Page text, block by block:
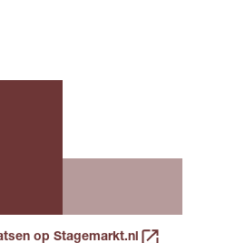
op Stagemarkt.nl